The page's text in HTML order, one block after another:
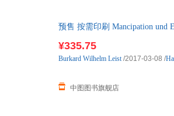
预售 按需印刷 Mancipation und
¥335.75
中图图书旗舰店
Burkard Wilhelm Leist/2017-03-08 /